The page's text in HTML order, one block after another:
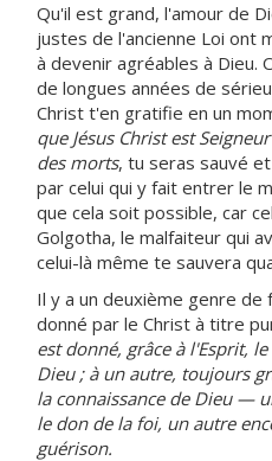
Qu'il est grand, l'amour de
justes de l'ancienne Loi ont
à devenir agréables à Dieu.
de longues années de
Christ t'en gratifie en un
que Jésus Christ est
des morts, tu seras sauvé
par celui qui y fait entrer le
que cela soit possible, car
Golgotha, le malfaiteur qui
celui-là même te sauvera
Il y a un deuxième genre de
donné par le Christ à titre
est donné, grâce à l'Esprit,
Dieu ; à un autre, toujours
la connaissance de Dieu —
le don de la foi, un autre
guérison.